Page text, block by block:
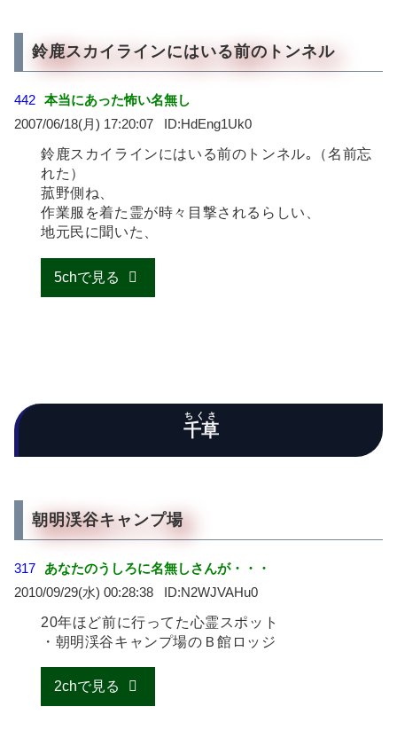
鈴鹿スカイラインにはいる前のトンネル
442 本当にあった怖い名無し
2007/06/18(月) 17:20:07
HdEng1Uk0
鈴鹿スカイラインにはいる前のトンネル｡（名前忘
れた）
菰野側ね、
作業服を着た霊が時々目撃されるらしい、
地元民に聞いた、
5chで見る
千草
ちくさ
朝明渓谷キャンプ場
317
あなたのうしろに名無しさんが・・・
2010/09/29(水) 00:28:38
N2WJVAHu0
20年ほど前に行ってた心霊スポット
・朝明渓谷キャンプ場のＢ館ロッジ
2chで見る